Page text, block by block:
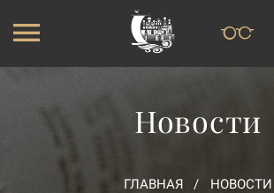
Новости
ГЛАВНАЯ НОВОСТИ